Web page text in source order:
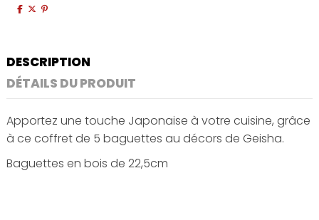
DESCRIPTION
DÉTAILS DU PRODUIT
Apportez une touche Japonaise à votre cuisine, grâce
à ce coffret de 5 baguettes au décors de Geisha.
Baguettes en bois de 22,5cm